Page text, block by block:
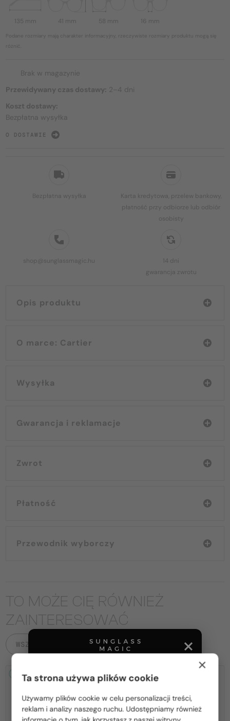
Bezpłatna wysyłka
Karta kredytowa, przelew bankowy,
płatność przy odbiorze lub odbiór
osobisty
shop@sunglassmagic.hu
14 dni
gwarancja zwrotu
Opis produktu
O marce: Cartier
Wysyłka
Gwarancja i reklamacje
Zwrot
Płatność
Przewodnik wyborczy
135 mm 41 mm 58 mm 16 mm
Podane rozmiary mają charakter informacyjny, rzeczywiste rozmiary produktu mogą się
różnić.
Brak w magazynie
Przewidywany czas dostawy: 2–4 dni
Koszt dostawy:
Bezpłatna wysyłka
O DOSTAWIE
TO MOŻE CIĘ RÓWNIEŻ
ZAINTERESOWAĆ
WSZYSTKIE PRODUKTY
2-4 DNI 2-4 DNI
Proszę wybierz z listy odpowiedni dla Ciebie kraj:
×
Ta strona używa plików cookie
Używamy plików cookie w celu personalizacji treści,
reklam i analizy naszego ruchu. Udostępniamy również